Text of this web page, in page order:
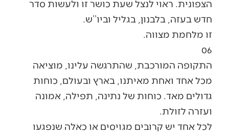
הצפונית. ראוי לנצל שעת כושר זו ולעשות סדר
חדש בעזה, בלבנון, בגליל וביו’’ש.
זו מלחמת מצווה.
06
התקופה המורכבת, שהתרגשה עלינו, מוציאה
מכל אחד ואחת מאיתנו, בארץ ובעולם, כוחות
גדולים מאד. כוחות של נתינה, תפילה, אמונה
ועזרה לזולת.
לכל אחד יש קרובים מגויסים או כאלה שנפגעו